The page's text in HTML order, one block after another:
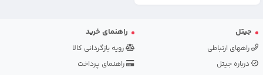
جیتل
راههای ارتباطی
درباره جیتل
راهنمای خرید
رویه بازگردانی کالا
راهنمای پرداخت